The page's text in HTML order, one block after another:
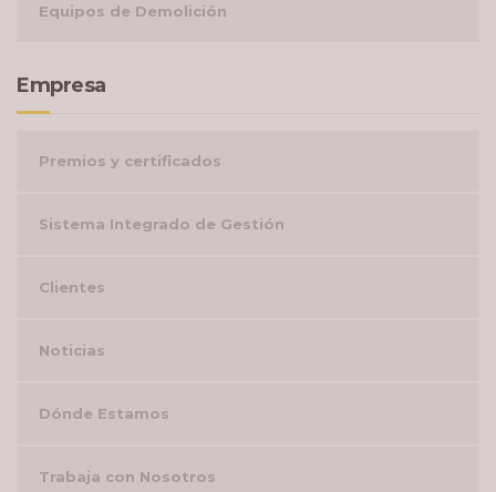
Equipos de Demolición
Empresa
Premios y certificados
Sistema Integrado de Gestión
Clientes
Noticias
Dónde Estamos
Trabaja con Nosotros